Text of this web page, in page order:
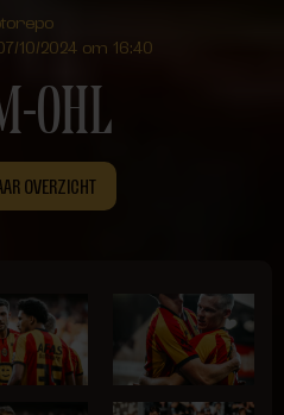
10/2024 om 16:40
OHL
OVERZICHT